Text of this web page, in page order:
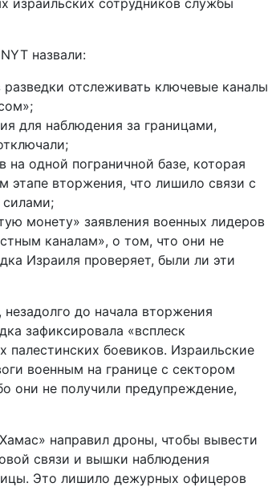
израильских сотрудников службы
назвали:
разведки отслеживать ключевые каналы
для наблюдения за границами,
на одной пограничной базе, которая
этапе вторжения, что лишило связи с
монету» заявления военных лидеров
каналам», о том, что они не
Израиля проверяет, были ли эти
до начала вторжения
зафиксировала «всплеск
палестинских боевиков. Израильские
военным на границе с сектором
они не получили предупреждение,
направил дроны, чтобы вывести
связи и вышки наблюдения
Это лишило дежурных офицеров